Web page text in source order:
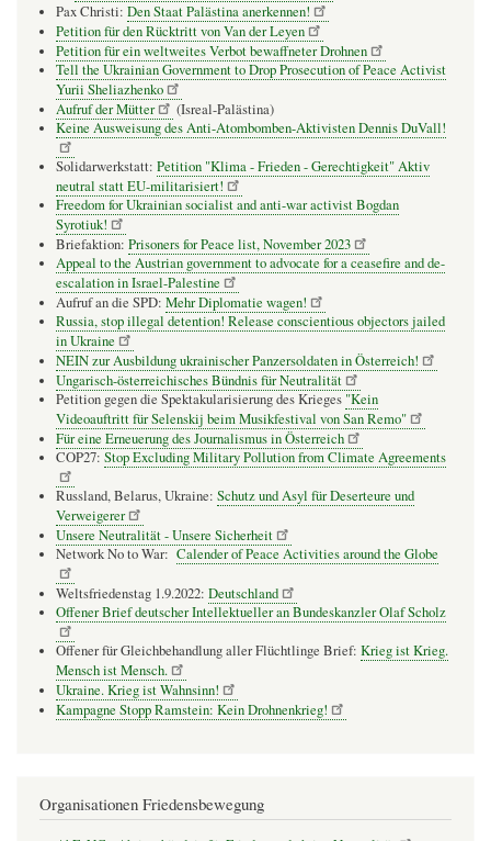
Pax Christi: Den Staat Palästina anerkennen!
Petition für den Rücktritt von Van der Leyen
Petition für ein weltweites Verbot bewaffneter Drohnen
Tell the Ukrainian Government to Drop Prosecution of Peace Activist
Yurii Sheliazhenko
Aufruf der Mütter
(Isreal-Palästina)
Keine Ausweisung des Anti-Atombomben-Aktivisten Dennis DuVall!
Solidarwerkstatt: Petition "Klima - Frieden - Gerechtigkeit" Aktiv
neutral statt EU-militarisiert!
Freedom for Ukrainian socialist and anti-war activist Bogdan
Syrotiuk!
Briefaktion: Prisoners for Peace list, November 2023
Appeal to the Austrian government to advocate for a ceasefire and de-
escalation in Israel-Palestine
Aufruf an die SPD: Mehr Diplomatie wagen!
Russia, stop illegal detention! Release conscientious objectors jailed
in Ukraine
NEIN zur Ausbildung ukrainischer Panzersoldaten in Österreich!
Ungarisch-österreichisches Bündnis für Neutralität
Petition gegen die Spektakularisierung des Krieges "Kein
Videoauftritt für Selenskij beim Musikfestival von San Remo"
Für eine Erneuerung des Journalismus in Österreich
COP27: Stop Excluding Military Pollution from Climate Agreements
Russland, Belarus, Ukraine: Schutz und Asyl für Deserteure und
Verweigerer
Unsere Neutralität - Unsere Sicherheit
Network No to War: Calender of Peace Activities around the Globe
Weltsfriedenstag 1.9.2022: Deutschland
Offener Brief deutscher Intellektueller an Bundeskanzler Olaf Scholz
Offener für Gleichbehandlung aller Flüchtlinge Brief: Krieg ist Krieg.
Mensch ist Mensch.
Ukraine. Krieg ist Wahnsinn!
Kampagne Stopp Ramstein: Kein Drohnenkrieg!
Organisationen Friedensbewegung